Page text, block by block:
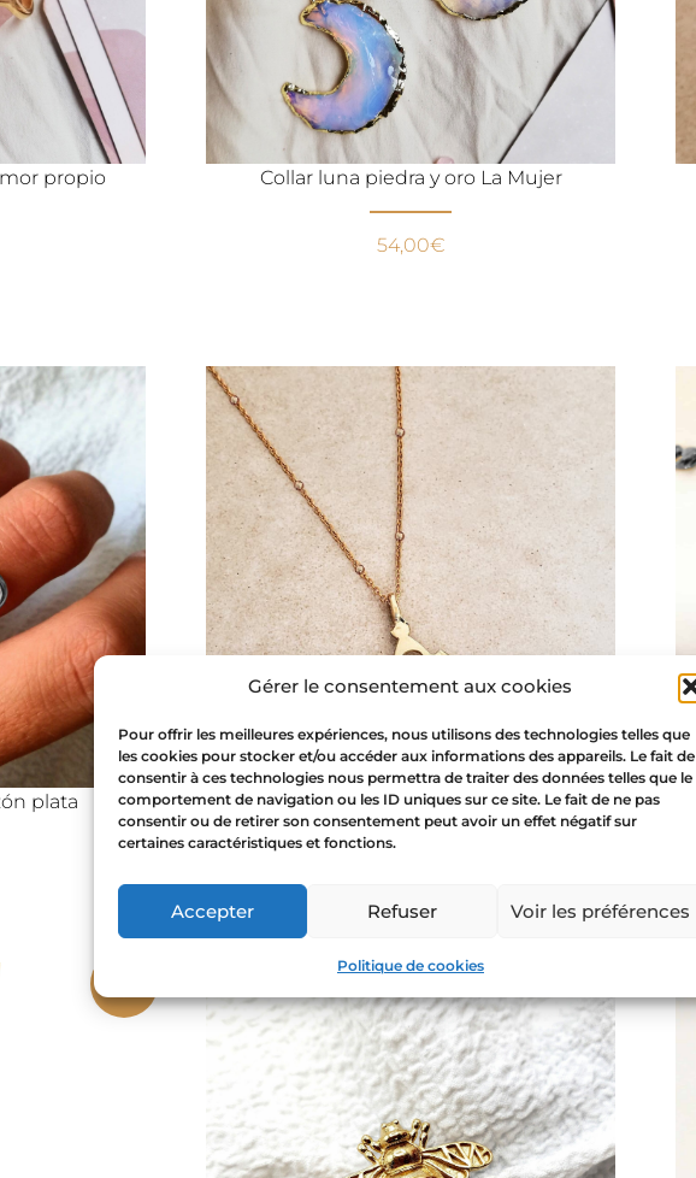
Gérer le consentement aux cookies
Pour offrir les meilleures expériences, nous utilisons des technologies telles que
les cookies pour stocker et/ou accéder aux informations des appareils. Le fait de
consentir à ces technologies nous permettra de traiter des données telles que le
comportement de navigation ou les ID uniques sur ce site. Le fait de ne pas
consentir ou de retirer son consentement peut avoir un effet négatif sur
certaines caractéristiques et fonctions.
Accepter Refuser Voir les préférences
Politique de cookies
propio Collar luna piedra y oro La Mujer
54,00€
plata Cruz Tuareg de Agadez – collar
Promo